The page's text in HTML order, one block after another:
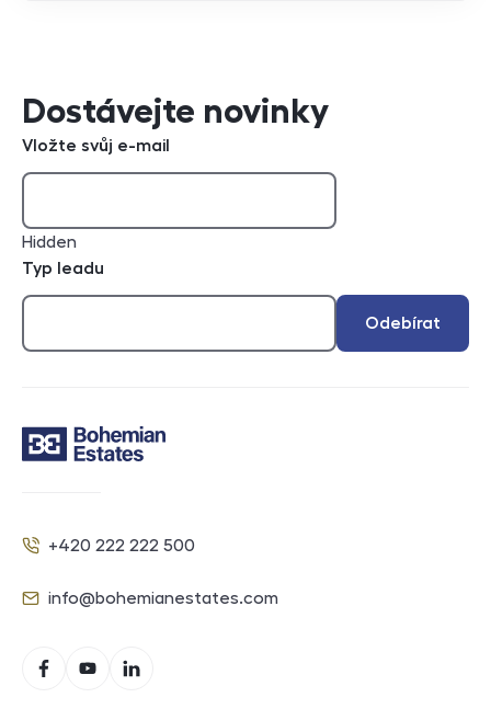
Dostávejte novinky
Vložte svůj e-mail
Hidden
Typ leadu
Odebírat
Telefon
+420 222 222 500
E-mail
info@bohemianestates.com
FacebookYouTubeLinkedIn